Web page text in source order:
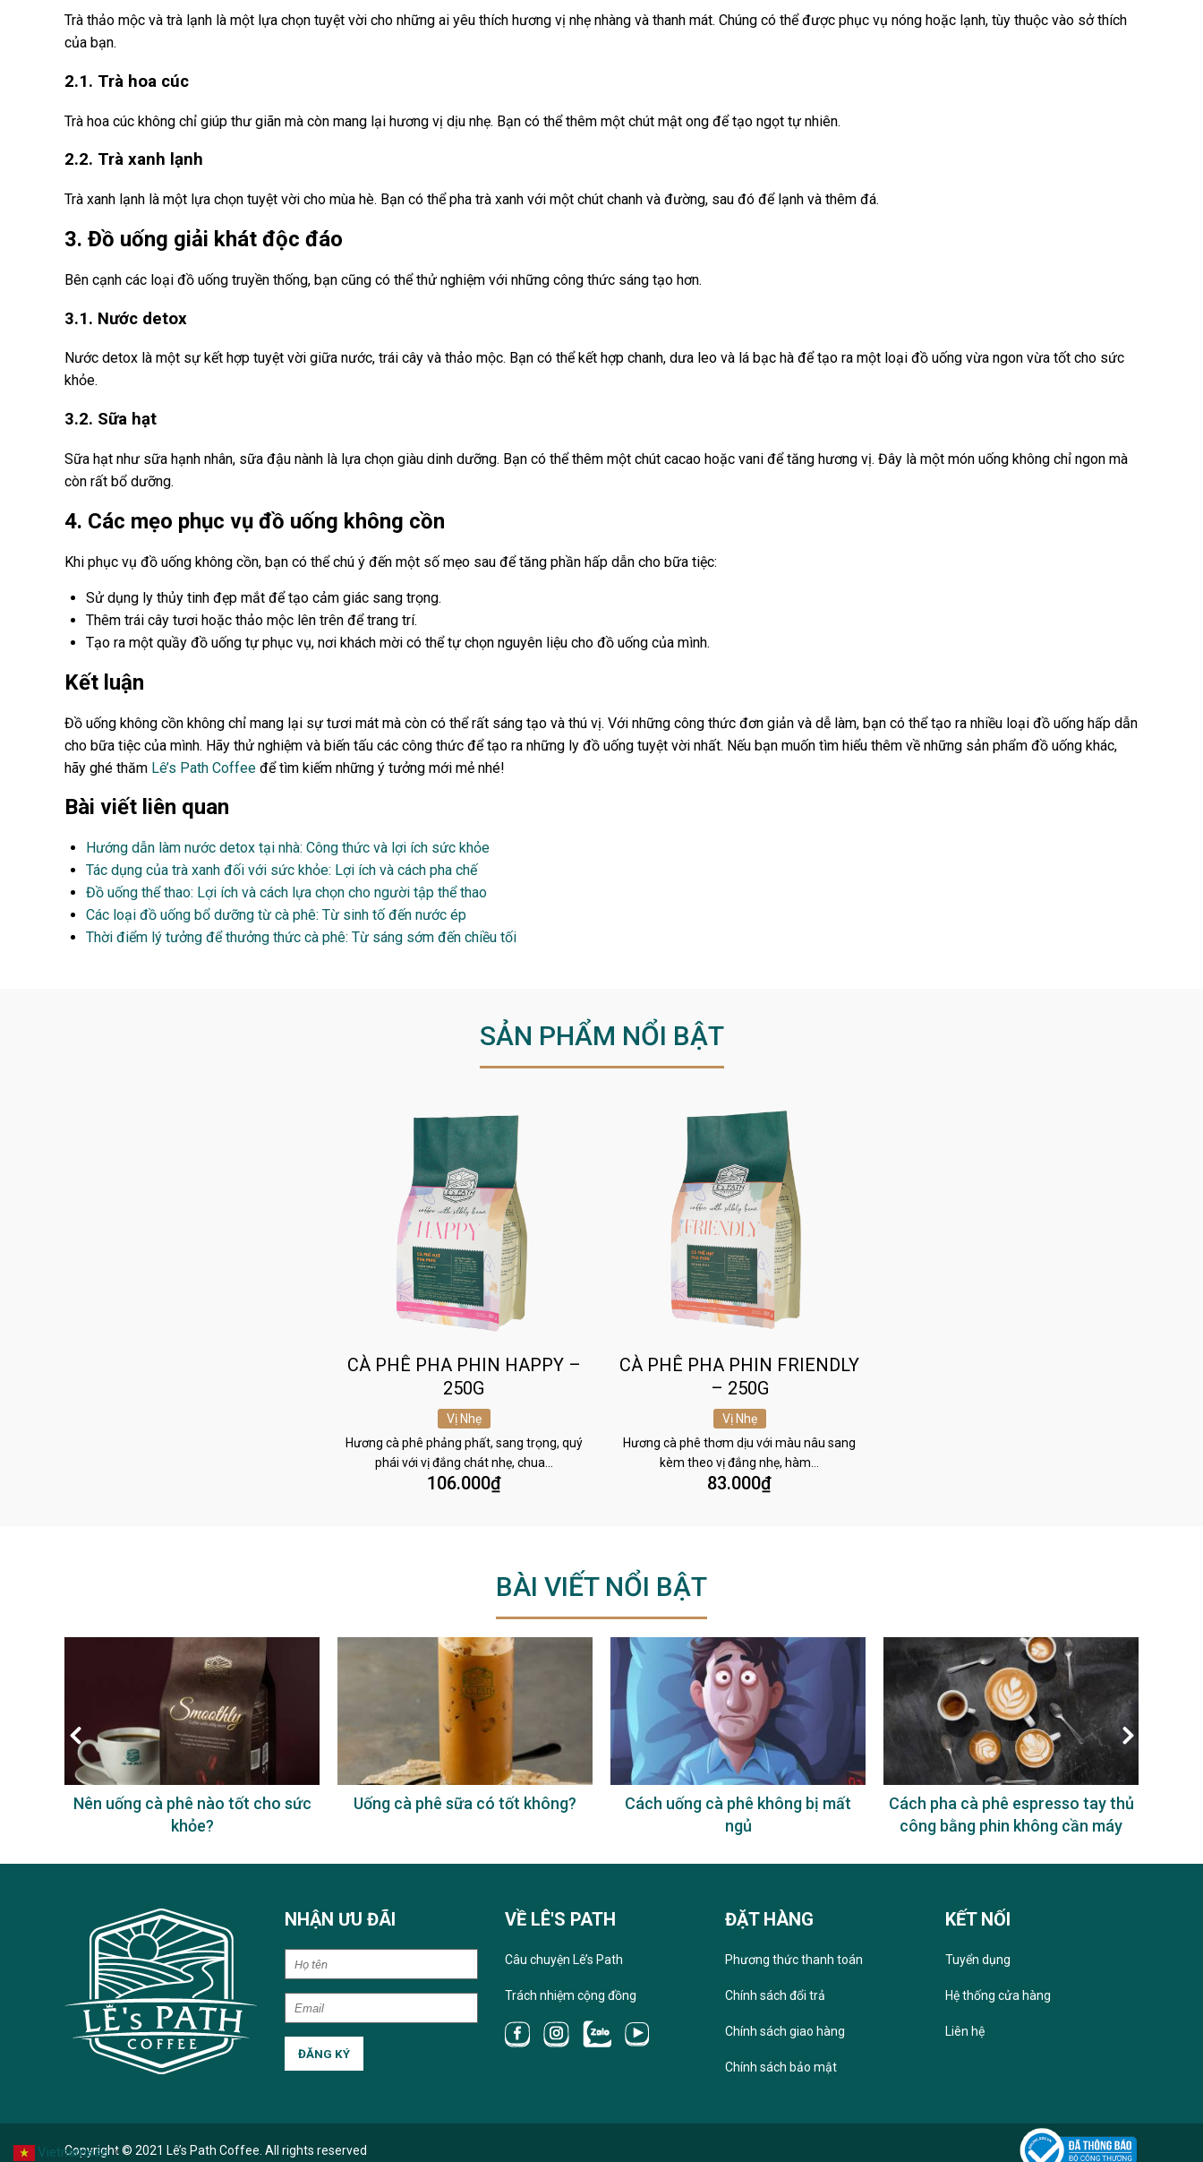
Trà thảo mộc và trà lạnh là một lựa chọn tuyệt vời cho những ai yêu thích hương vị nhẹ nhàng và thanh mát. Chúng có thể được phục vụ nóng hoặc lạnh, tùy thuộc vào sở thích
của bạn.
2.1. Trà hoa cúc
Trà hoa cúc không chỉ giúp thư giãn mà còn mang lại hương vị dịu nhẹ. Bạn có thể thêm một chút mật ong để tạo ngọt tự nhiên.
2.2. Trà xanh lạnh
Trà xanh lạnh là một lựa chọn tuyệt vời cho mùa hè. Bạn có thể pha trà xanh với một chút chanh và đường, sau đó để lạnh và thêm đá.
3. Đồ uống giải khát độc đáo
Bên cạnh các loại đồ uống truyền thống, bạn cũng có thể thử nghiệm với những công thức sáng tạo hơn.
3.1. Nước detox
Nước detox là một sự kết hợp tuyệt vời giữa nước, trái cây và thảo mộc. Bạn có thể kết hợp chanh, dưa leo và lá bạc hà để tạo ra một loại đồ uống vừa ngon vừa tốt cho sức
khỏe.
3.2. Sữa hạt
Sữa hạt như sữa hạnh nhân, sữa đậu nành là lựa chọn giàu dinh dưỡng. Bạn có thể thêm một chút cacao hoặc vani để tăng hương vị. Đây là một món uống không chỉ ngon mà
còn rất bổ dưỡng.
4. Các mẹo phục vụ đồ uống không cồn
Khi phục vụ đồ uống không cồn, bạn có thể chú ý đến một số mẹo sau để tăng phần hấp dẫn cho bữa tiệc:
Sử dụng ly thủy tinh đẹp mắt để tạo cảm giác sang trọng.
Thêm trái cây tươi hoặc thảo mộc lên trên để trang trí.
Tạo ra một quầy đồ uống tự phục vụ, nơi khách mời có thể tự chọn nguyên liệu cho đồ uống của mình.
Kết luận
Đồ uống không cồn không chỉ mang lại sự tươi mát mà còn có thể rất sáng tạo và thú vị. Với những công thức đơn giản và dễ làm, bạn có thể tạo ra nhiều loại đồ uống hấp dẫn
cho bữa tiệc của mình. Hãy thử nghiệm và biến tấu các công thức để tạo ra những ly đồ uống tuyệt vời nhất. Nếu bạn muốn tìm hiểu thêm về những sản phẩm đồ uống khác,
hãy ghé thăm Lê’s Path Coffee để tìm kiếm những ý tưởng mới mẻ nhé!
Bài viết liên quan
Hướng dẫn làm nước detox tại nhà: Công thức và lợi ích sức khỏe
Tác dụng của trà xanh đối với sức khỏe: Lợi ích và cách pha chế
Đồ uống thể thao: Lợi ích và cách lựa chọn cho người tập thể thao
Các loại đồ uống bổ dưỡng từ cà phê: Từ sinh tố đến nước ép
Thời điểm lý tưởng để thưởng thức cà phê: Từ sáng sớm đến chiều tối
SẢN PHẨM NỔI BẬT
CÀ PHÊ PHA PHIN HAPPY –
250G
Vị Nhẹ
Hương cà phê phảng phất, sang trọng, quý
phái với vị đắng chát nhẹ, chua…
106.000₫
CÀ PHÊ PHA PHIN FRIENDLY
– 250G
Vị Nhẹ
Hương cà phê thơm dịu với màu nâu sang
kèm theo vị đắng nhẹ, hàm…
83.000₫
BÀI VIẾT NỔI BẬT
Nên uống cà phê nào tốt cho sức
khỏe?
Uống cà phê sữa có tốt không?
Cách uống cà phê không bị mất
ngủ
Cách pha cà phê espresso tay thủ
công bằng phin không cần máy
NHẬN ƯU ĐÃI VỀ LÊ'S PATH
Câu chuyện Lê’s Path
Trách nhiệm cộng đồng
ĐẶT HÀNG
Phương thức thanh toán
Chính sách đổi trả
Chính sách giao hàng
Chính sách bảo mật
KẾT NỐI
Tuyển dụng
Hệ thống cửa hàng
Liên hệ
Copyright © 2021 Lê’s Path Coffee. All rights reserved
Vietnamese ▼